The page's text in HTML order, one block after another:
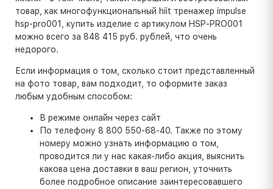
товар, как многофункциональный hiit тренажер impulse
hsp-pro001, купить изделие с артикулом HSP-PRO001
можно всего за 848 415 руб. рублей, что очень
недорого.
Если информация о том, сколько стоит представленный
на фото товар, вам подходит, то оформите заказ
любым удобным способом:
В режиме онлайн через сайт
По телефону 8 800 550-68-40. Также по этому
номеру можно узнать информацию о том,
проводится ли у нас какая-либо акция, выяснить
какова цена доставки в ваш регион, уточнить
более подробное описание заинтересовавшего